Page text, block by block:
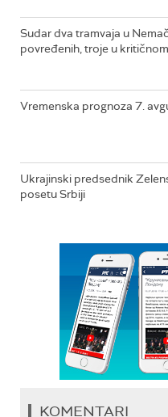
Sudar dva tramvaja u
povređenih, troje u
Vremenska prognoza 7.
Ukrajinski predsednik
posetu Srbiji
KOMENTARI